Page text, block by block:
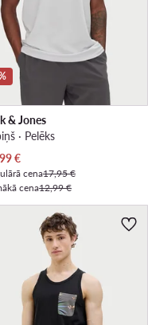
& Jones
· Pelēks
cena
€
cena17,95 €
cena12,99 €